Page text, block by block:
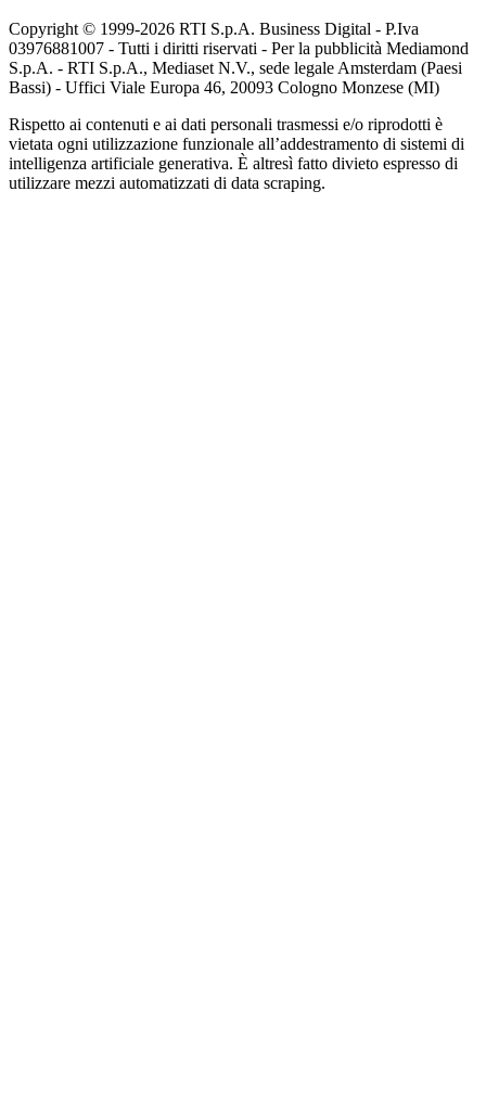
Copyright © 1999-2026 RTI S.p.A. Business Digital - P.Iva
03976881007 - Tutti i diritti riservati - Per la pubblicità Mediamond
S.p.A. - RTI S.p.A., Mediaset N.V., sede legale Amsterdam (Paesi
Bassi) - Uffici Viale Europa 46, 20093 Cologno Monzese (MI)
Rispetto ai contenuti e ai dati personali trasmessi e/o riprodotti è
vietata ogni utilizzazione funzionale all’addestramento di sistemi di
intelligenza artificiale generativa. È altresì fatto divieto espresso di
utilizzare mezzi automatizzati di data scraping.